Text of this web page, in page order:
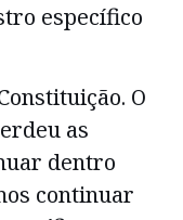
específico
O
as
dentro
continuar